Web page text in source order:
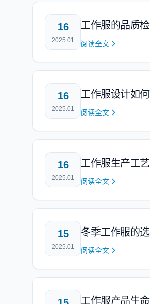
16
2025.01
工作服的品质
阅读全文
16
2025.01
工作服设计如
阅读全文
16
2025.01
工作服生产工
阅读全文
15
2025.01
冬季工作服的
阅读全文
工作服产品生